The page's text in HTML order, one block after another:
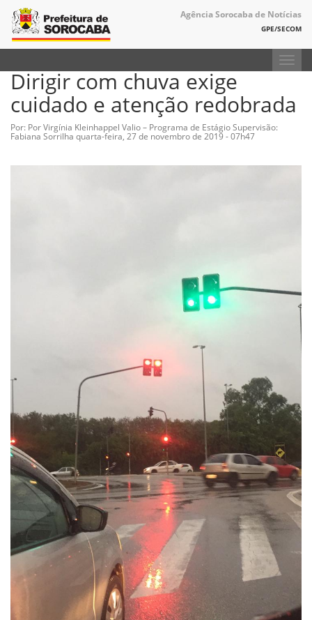
Agência Sorocaba de Notícias
GPE/SECOM
Dirigir com chuva exige
cuidado e atenção redobrada
Por: Por Virgínia Kleinhappel Valio – Programa de Estágio Supervisão:
Fabiana Sorrilha quarta-feira, 27 de novembro de 2019 - 07h47